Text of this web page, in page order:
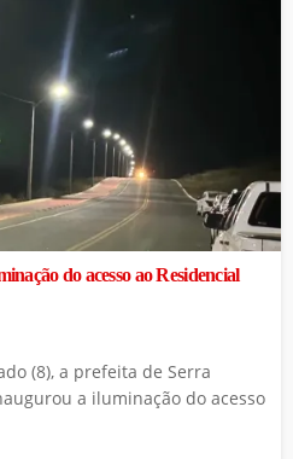
do acesso ao Residencial
(8), a prefeita de Serra
a iluminação do acesso